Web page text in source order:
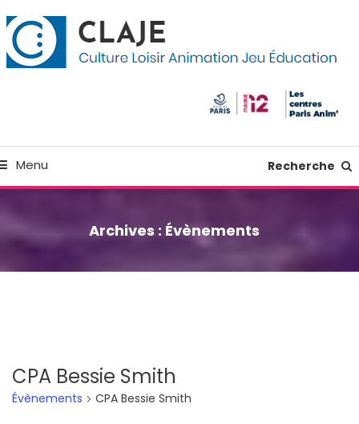
Menu Recherche
Archives : Évènements
CPA Bessie Smith
Évènements CPA Bessie Smith